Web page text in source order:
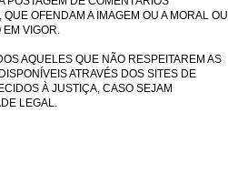
OFENDAM A IMAGEM OU A MORAL OU
EM VIGOR.
AQUELES QUE NÃO RESPEITAREM AS
ATRAVÉS DOS SITES DE
À JUSTIÇA, CASO SEJAM
LEGAL.